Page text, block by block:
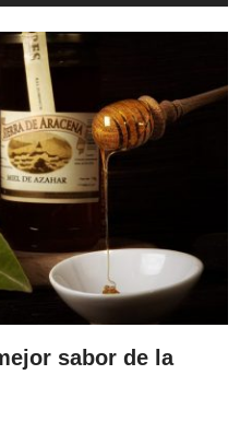
sabor de la